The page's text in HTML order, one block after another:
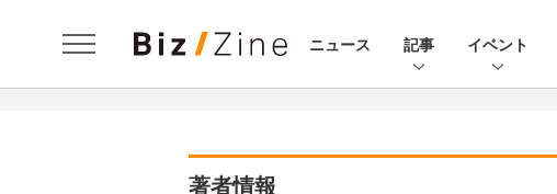
ニュース 記事 イベント
著者情報